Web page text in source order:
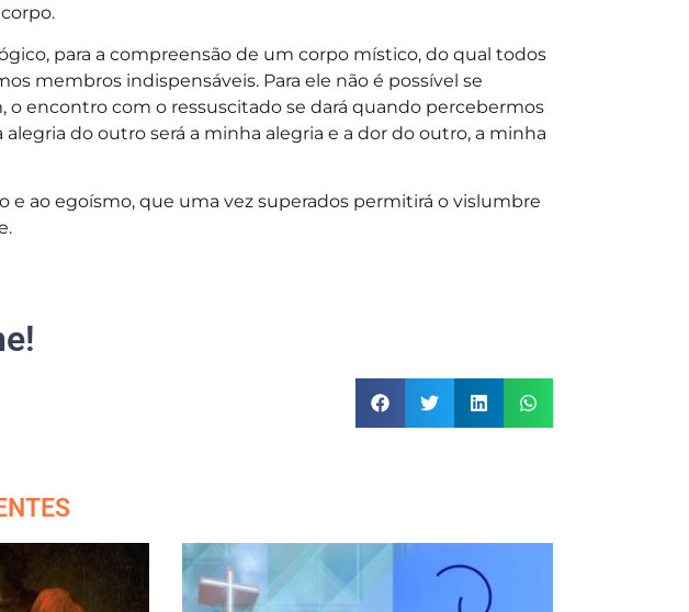
para a compreensão de um corpo místico, do qual todos
membros indispensáveis. Para ele não é possível se
o encontro com o ressuscitado se dará quando percebermos
do outro será a minha alegria e a dor do outro, a minha
ao egoísmo, que uma vez superados permitirá o vislumbre